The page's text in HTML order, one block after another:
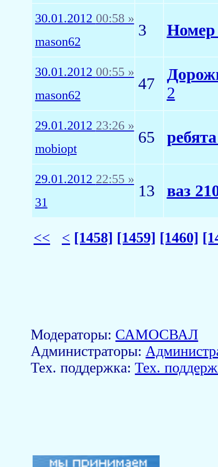
30.01.2012 00:58 »
mason62
3 Номер
30.01.2012 00:55 »
mason62
47
2
29.01.2012 23:26 »
mobiopt
65
29.01.2012 22:55 »
31
13 ваз
<< < [1458] [1459] [1460]
Модераторы: САМОСВАЛ
Aдминистраторы:
Тех. поддержка:Тех.